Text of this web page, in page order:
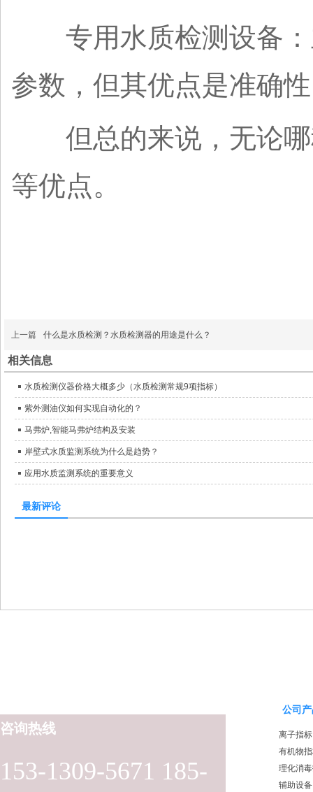
专用水质检测设备：
参数，但其优点是准确
但总的来说，无论哪
等优点。
上一篇 什么是水质检测？水质检测器的用途是什么？
相关信息
水质检测仪器价格大概多少（水质检测常规9项指标）
紫外测油仪如何实现自动化的？
马弗炉,智能马弗炉结构及安装
岸壁式水质监测系统为什么是趋势？
应用水质监测系统的重要意义
最新评论
153-1309-5671 185-
咨询热线
公司
离子指标
有机物
理化消
辅助设备